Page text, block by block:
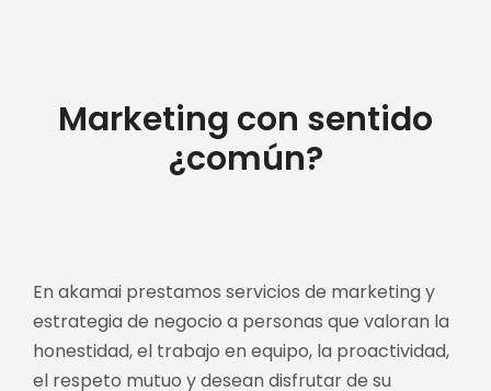
Marketing con sentido
¿común?
En akamai prestamos servicios de marketing y
estrategia de negocio a personas que valoran la
honestidad, el trabajo en equipo, la proactividad,
el respeto mutuo y desean disfrutar de su